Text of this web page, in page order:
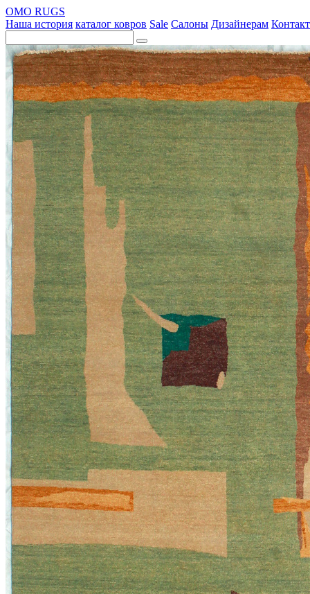
OMO RUGS
Наша история каталог ковров Sale Салоны Дизайнерам